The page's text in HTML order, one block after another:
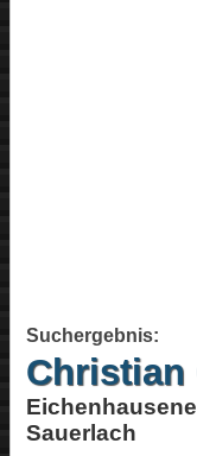
Suchergebnis:
Christian
Sauerlach